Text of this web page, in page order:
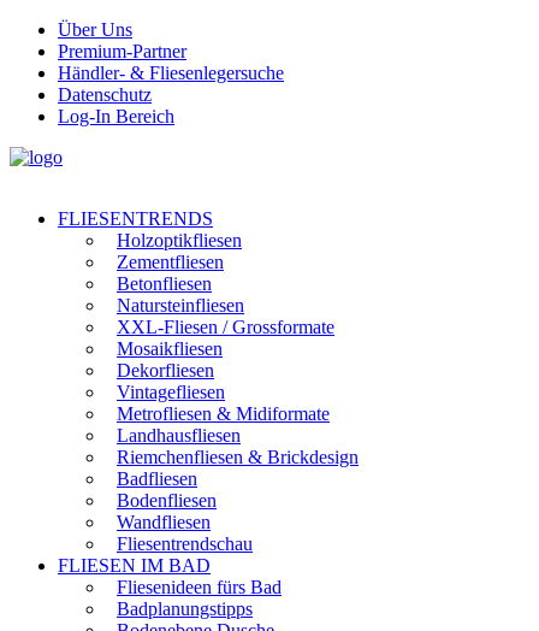
Über Uns
Premium-Partner
Händler- & Fliesenlegersuche
Datenschutz
Log-In Bereich
FLIESENTRENDS
Holzoptikfliesen
Zementfliesen
Betonfliesen
Natursteinfliesen
XXL-Fliesen / Grossformate
Mosaikfliesen
Dekorfliesen
Vintagefliesen
Metrofliesen & Midiformate
Landhausfliesen
Riemchenfliesen & Brickdesign
Badfliesen
Bodenfliesen
Wandfliesen
Fliesentrendschau
FLIESEN IM BAD
Fliesenideen fürs Bad
Badplanungstipps